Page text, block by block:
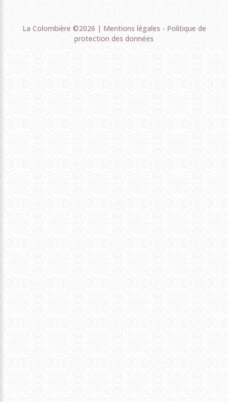
La Colombière ©2026 Mentions légales - Politique de
protection des données